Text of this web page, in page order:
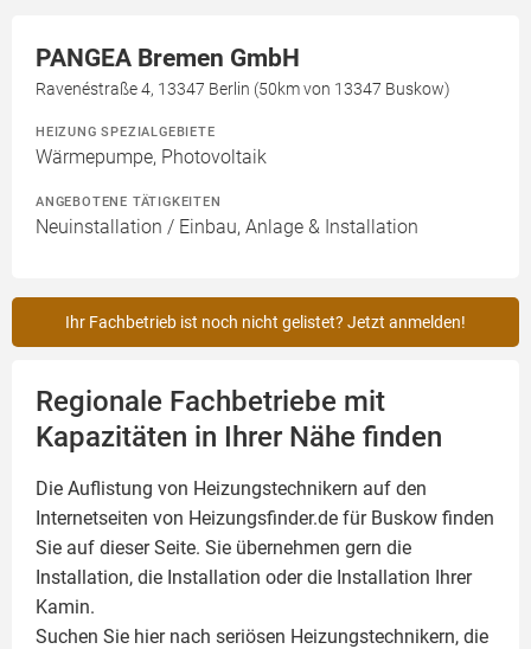
PANGEA Bremen GmbH
Ravenéstraße 4, 13347 Berlin (50km von 13347 Buskow)
HEIZUNG SPEZIALGEBIETE
Wärmepumpe, Photovoltaik
ANGEBOTENE TÄTIGKEITEN
Neuinstallation / Einbau, Anlage & Installation
Ihr Fachbetrieb ist noch nicht gelistet? Jetzt anmelden!
Regionale Fachbetriebe mit
Kapazitäten in Ihrer Nähe finden
Die Auflistung von Heizungstechnikern auf den
Internetseiten von Heizungsfinder.de für Buskow finden
Sie auf dieser Seite. Sie übernehmen gern die
Installation, die Installation oder die Installation Ihrer
Kamin.
Suchen Sie hier nach seriösen Heizungstechnikern, die